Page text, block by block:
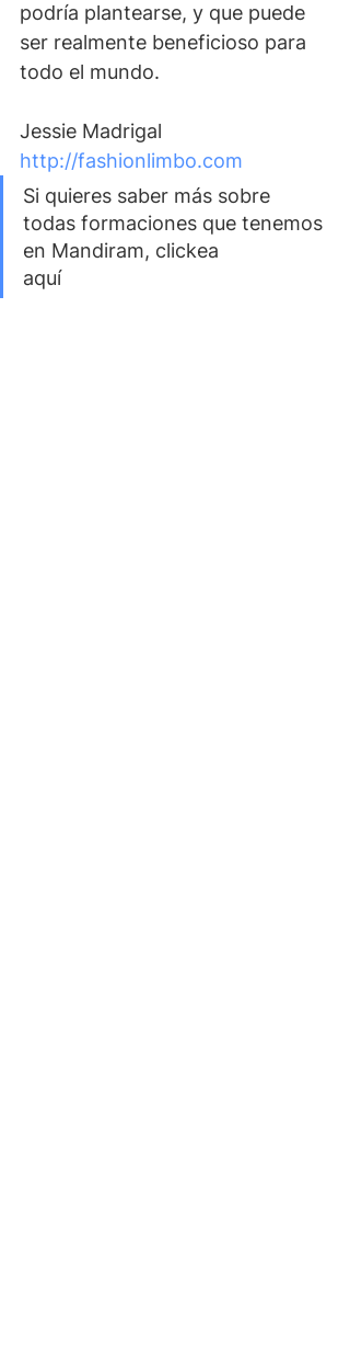
podría plantearse, y que puede
ser realmente beneficioso para
todo el mundo.
Jessie Madrigal
http://fashionlimbo.com
Si quieres saber más sobre
todas formaciones que tenemos
en Mandiram, clickea
aquí